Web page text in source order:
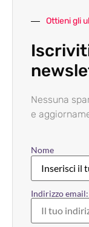
Ottieni gli
Nessuna
e
Nome
Indirizzo email: